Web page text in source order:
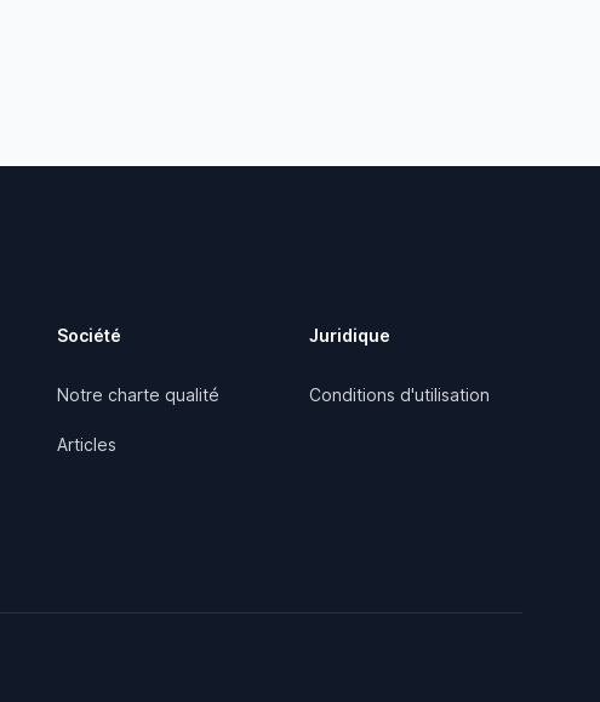
Société
Notre charte qualité
Articles
Juridique
Conditions d'utilisation